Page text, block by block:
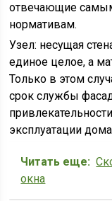
отвечающие
нормативам.
Узел: несущая
единое целое, а
Только в этом
срок службы
эксплуатации
Читать еще:
окна